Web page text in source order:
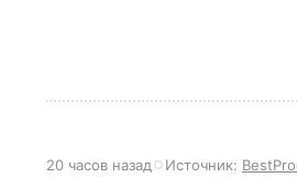
20 часов назад Источник: